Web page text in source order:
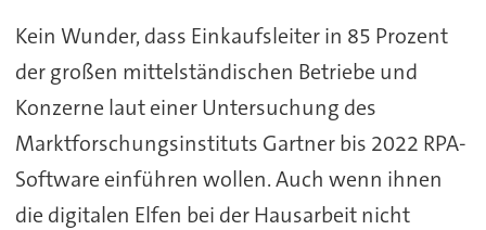
Kein Wunder, dass Einkaufsleiter in 85 Prozent
der großen mittelständischen Betriebe und
Konzerne laut einer Untersuchung des
Marktforschungsinstituts Gartner bis 2022 RPA-
Software einführen wollen. Auch wenn ihnen
die digitalen Elfen bei der Hausarbeit nicht